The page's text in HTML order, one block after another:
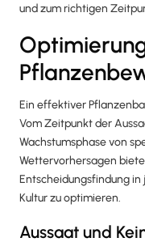
und zum richtigen
Ein effektiver
Vom Zeitpunkt der
Wachstumsphase von
Wettervorhersagen
Entscheidungsfindung in
Kultur zu optimieren.
Aussaat und